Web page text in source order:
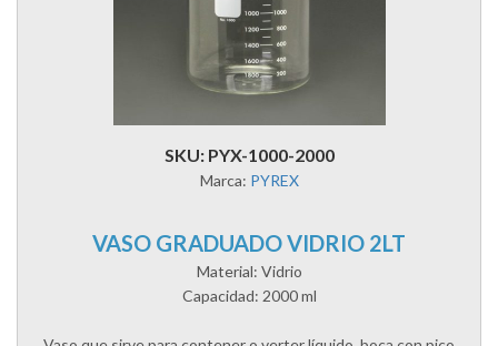
SKU: PYX-1000-2000
Marca: PYREX
VASO GRADUADO VIDRIO 2LT
Material: Vidrio
Capacidad: 2000 ml